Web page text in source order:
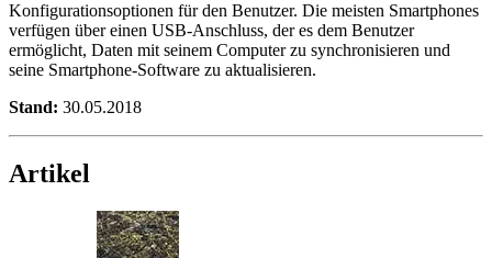
Konfigurationsoptionen für den Benutzer. Die meisten Smartphones
verfügen über einen USB-Anschluss, der es dem Benutzer
ermöglicht, Daten mit seinem Computer zu synchronisieren und
seine Smartphone-Software zu aktualisieren.
Stand: 30.05.2018
Artikel